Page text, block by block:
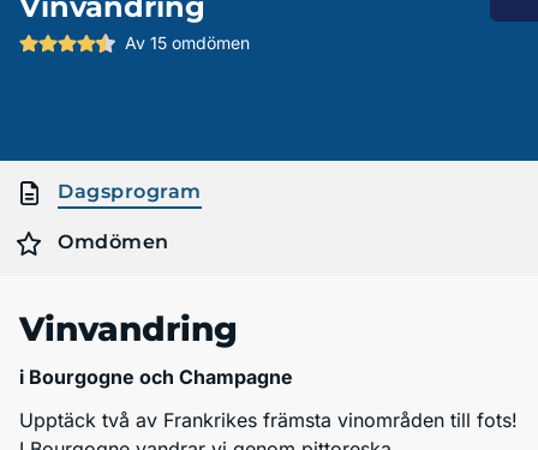
Av 15 omdömen
Dagsprogram
Omdömen
Vinvandring
i Bourgogne och Champagne
Upptäck två av Frankrikes främsta vinområden till fots!